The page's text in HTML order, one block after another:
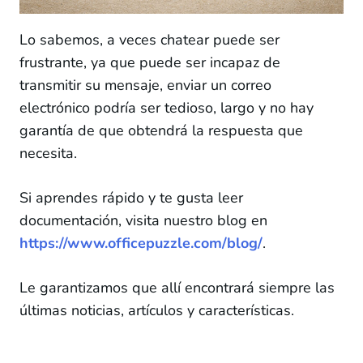
Correo electrónico
Lo sabemos, a veces chatear puede ser
frustrante, ya que puede ser incapaz de
transmitir su mensaje, enviar un correo
electrónico podría ser tedioso, largo y no hay
garantía de que obtendrá la respuesta que
necesita.
Si aprendes rápido y te gusta leer
documentación, visita nuestro blog en
https://www.officepuzzle.com/blog/.
Le garantizamos que allí encontrará siempre las
últimas noticias, artículos y características.